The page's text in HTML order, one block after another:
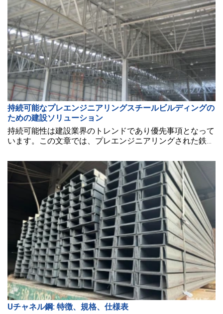
持続可能なプレエンジニアリングスチールビルディングの
ための建設ソリューション
持続可能性は建設業界のトレンドであり優先事項となって
います。この文章では、プレエンジニアリングされた鉄鋼
ョンについて論じています。
Uチャネル鋼: 特徴、規格、仕様表